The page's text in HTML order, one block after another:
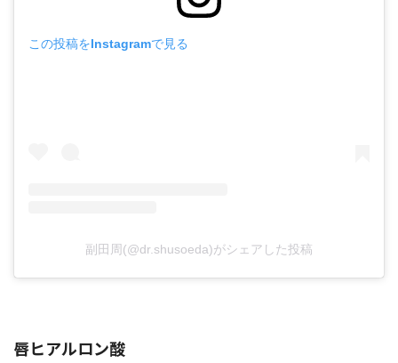
この投稿をInstagramで見る
副田周(@dr.shusoeda)がシェアした投稿
唇ヒアルロン酸